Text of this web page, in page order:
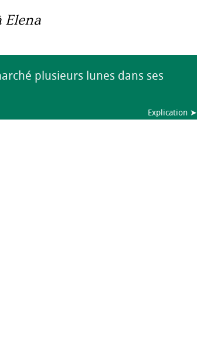
Elena
plusieurs lunes dans ses
Explication ➤